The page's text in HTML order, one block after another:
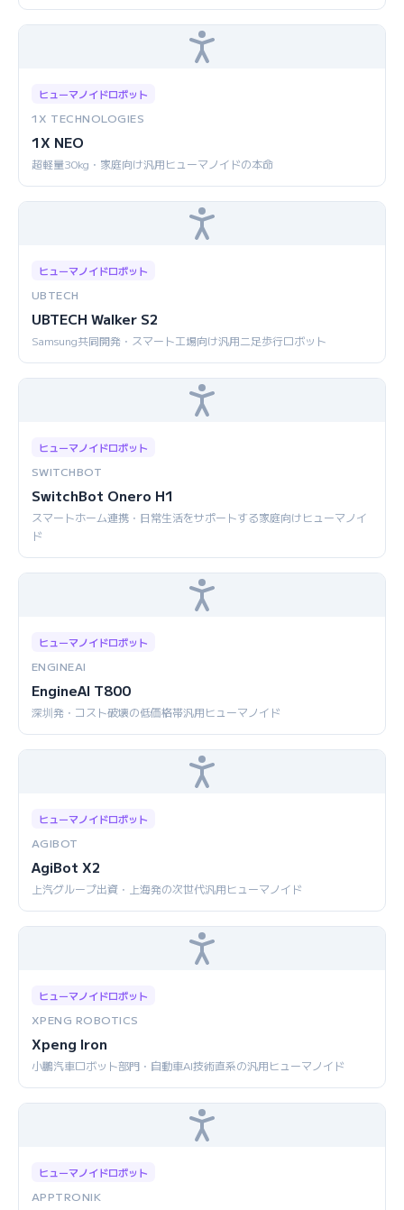
ヒューマノイドロボット
1X TECHNOLOGIES
1X NEO
超軽量30kg・家庭向け汎用ヒューマノイドの本命
ヒューマノイドロボット
UBTECH
UBTECH Walker S2
Samsung共同開発・スマート工場向け汎用二足歩行ロボット
ヒューマノイドロボット
SWITCHBOT
SwitchBot Onero H1
スマートホーム連携・日常生活をサポートする家庭向けヒューマノイ
ド
ヒューマノイドロボット
ENGINEAI
EngineAI T800
深圳発・コスト破壊の低価格帯汎用ヒューマノイド
ヒューマノイドロボット
AGIBOT
AgiBot X2
上汽グループ出資・上海発の次世代汎用ヒューマノイド
ヒューマノイドロボット
XPENG ROBOTICS
Xpeng Iron
小鵬汽車ロボット部門・自動車AI技術直系の汎用ヒューマノイド
ヒューマノイドロボット
APPTRONIK